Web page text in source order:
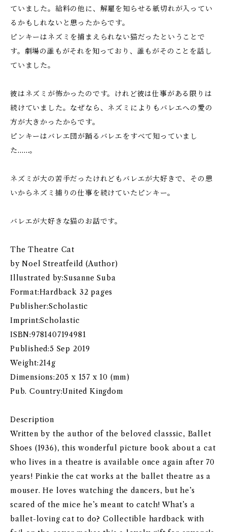
ていました。給料の他に、解雇を知らせる紙切れが入ってい
るかもしれないと思ったからです。
ピンキーはネズミを捕まえられない猫だったということで
す。劇場の誰もがそれを知っており、誰もがそのことを話し
ていました。
彼はネズミが怖かったのです。けれど彼は仕事がある限りは
続けていました。なぜなら、ネズミによりもバレエへの愛の
方が大きかったからです。
ピンキーはバレエ団が踊るバレエをすべて知っていまし
た……。
ネズミが大の苦手だったけれどもバレエが大好きで、その思
いからネズミ捕りの仕事を続けていたピンキー。
バレエが大好きな猫のお話です。
The Theatre Cat
by Noel Streatfeild (Author)
Illustrated by:Susanne Suba
Format:Hardback 32 pages
Publisher:Scholastic
Imprint:Scholastic
ISBN:9781407194981
Published:5 Sep 2019
Weight:214g
Dimensions:205 x 157 x 10 (mm)
Pub. Country:United Kingdom
Description
Written by the author of the beloved classsic, Ballet
Shoes (1936), this wonderful picture book about a cat
who lives in a theatre is available once again after 70
years! Pinkie the cat works at the ballet theatre as a
mouser. He loves watching the dancers, but he’s
scared of the mice he’s meant to catch! What’s a
ballet-loving cat to do? Collectible hardback with